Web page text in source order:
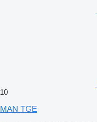
10
MAN TGE